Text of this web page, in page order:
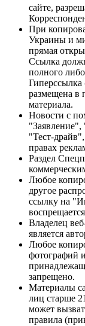
сайте,
При
Украины и
прямая
Ссылка
полного
Гиперссылка
размещена в
материала.
Новости с
"Тест-
правах
Раздел
Любое
другое
ссылку на
Владелец
является
Любое
фотографий
запрещено.
Материалы
лиц старше
может
правила